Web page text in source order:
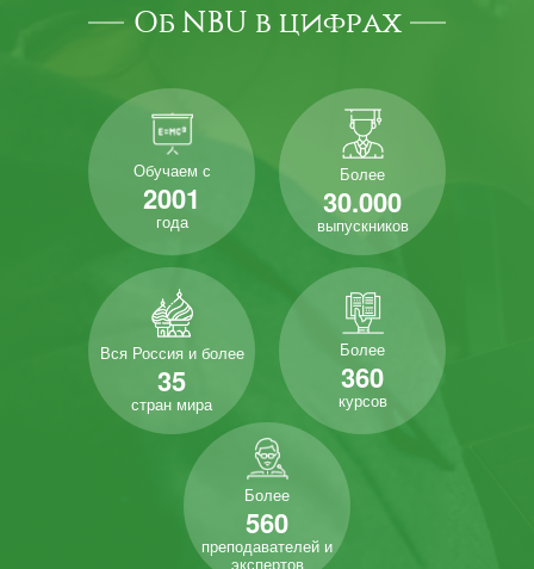
Об NBU в цифрах
Обучаем с
2001
года
Более
30.000
выпускников
Вся Россия и более
35
стран мира
Более
360
курсов
Более
560
преподавателей и
экспертов